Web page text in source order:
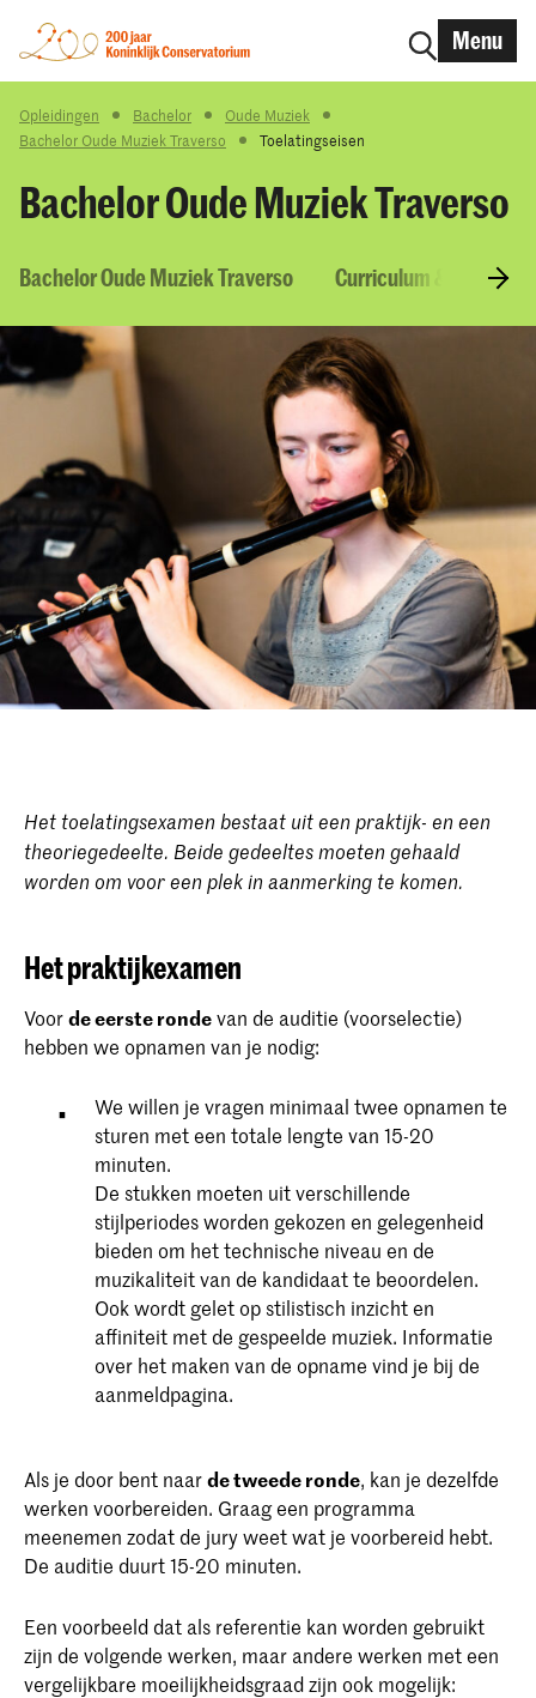
Menu
Opleidingen Bachelor
Oude Muziek
Bachelor Oude Muziek Traverso
Toelatingseisen
Bachelor Oude Muziek Traverso
Bachelor Oude Muziek Traverso Curriculum & Vakken
Het toelatingsexamen bestaat uit een praktijk- en een
theoriegedeelte. Beide gedeeltes moeten gehaald
worden om voor een plek in aanmerking te komen.
Het praktijkexamen
Voorde eerste rondevan de auditie (voorselectie)
hebben we opnamen van je nodig:
We willen je vragen minimaal twee opnamen te
sturen met een totale lengte van 15-20
minuten.
De stukken moeten uit verschillende
stijlperiodes worden gekozen en gelegenheid
bieden om het technische niveau en de
muzikaliteit van de kandidaat te beoordelen.
Ook wordt gelet op stilistisch inzicht en
affiniteit met de gespeelde muziek. Informatie
over het maken van de opname vind je bij de
aanmeldpagina.
Als je door bent naarde tweede ronde, kan je dezelfde
werken voorbereiden. Graag een programma
meenemen zodat de jury weet wat je voorbereid hebt.
De auditie duurt 15-20 minuten.
Een voorbeeld dat als referentie kan worden gebruikt
zijn de volgende werken, maar andere werken met een
vergelijkbare moeilijkheidsgraad zijn ook mogelijk: